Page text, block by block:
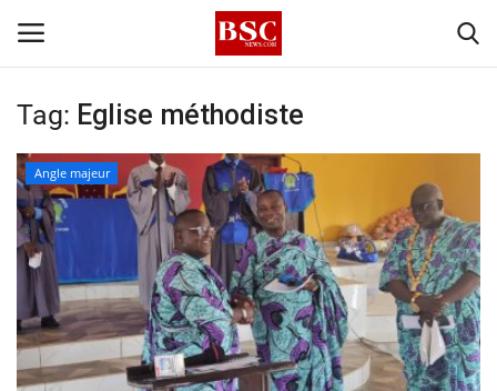
Accueil
Contact
A propos
Signature
Témoignage
Tag: Eglise méthodiste
Angle majeur